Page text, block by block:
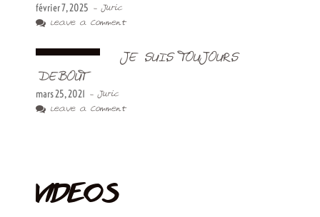
février 7, 2025 - Juric
Leave a Comment
JE SUIS TOUJOURS
DEBOUT
mars 25, 2021 - Juric
Leave a Comment
VIDEOS